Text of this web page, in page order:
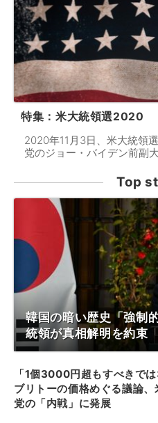
特集：米大統領選2020
2020年11月3日、米大統領
党のジョー・バイデン前副
Top
韓国の暗い歴史「強制
統領が真相解明を約束
「1個3000円超もすべきでは
ブリトーの価格めぐる議論、
党の「内戦」に発展